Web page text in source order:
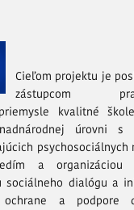
Cieľom projektu je
zástupcom
kvalitné
úrovni s
psychosociálnych
a
sociálneho dialógu a
a podpore